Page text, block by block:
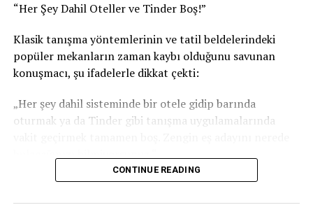
Altın farkı: -2,27 gram
Rakamlar Ne Anlatıyor?
Türk lirası bazında en yüksek artış 6.815 TL ile 1.000
ikinci sırada yer aldı.
İsviçre Frangı’nda geriledi. Geçen yıl 1.000 Frank
bozduran bir gurbetçi 11,66 gram altın alabilirken,
alabiliyor. Bu, altın karşısındaki alım gücünde yaklaşık
“Her Şey Dahil Oteller ve Tinder Boş!”
Klasik tanışma yöntemlerinin ve tatil beldelerindeki
popüler mekanların zaman kaybı olduğunu savunan
konuşmacı, şu ifadelerle dikkat çekti:
„Her şey dahil sisteminde bir otele gidip barında
oturmak ya da Tinder gibi tanışma uygulamalarında
Doğru Adres: Yat Fuarı ve Marinalar
CONTINUE READING